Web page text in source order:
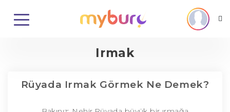
Irmak
Rüyada Irmak Görmek Ne Demek?